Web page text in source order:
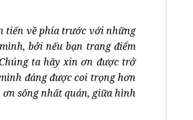
tiến về phía trước với những
bởi nếu bạn trang điểm
ta hãy xin ơn được trở
đáng được coi trọng hơn
sống nhất quán, giữa hình